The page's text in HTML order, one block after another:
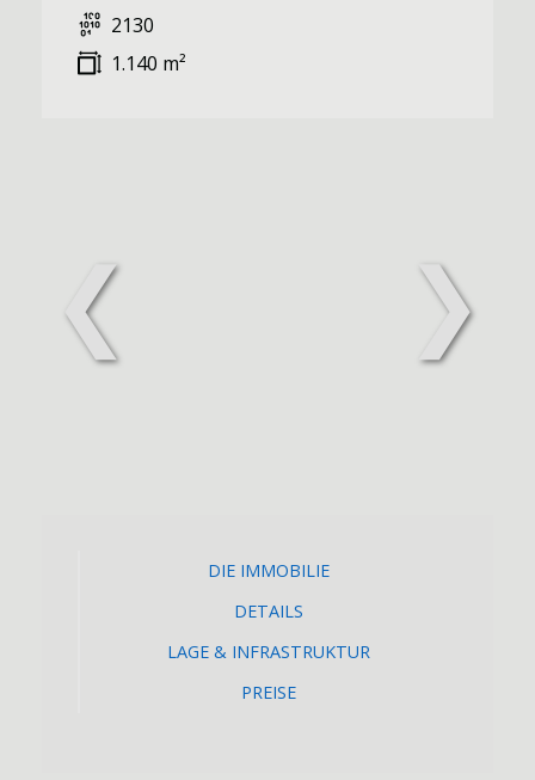
2130
1.140 m²
❮ ❯
DIE IMMOBILIE
DETAILS
LAGE & INFRASTRUKTUR
PREISE